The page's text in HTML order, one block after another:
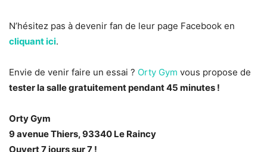
N’hésitez pas à devenir fan de leur page Facebook en
cliquant ici.
Envie de venir faire un essai ? Orty Gym vous propose de
tester la salle gratuitement pendant 45 minutes !
Orty Gym
9 avenue Thiers, 93340 Le Raincy
Ouvert 7 jours sur 7 !